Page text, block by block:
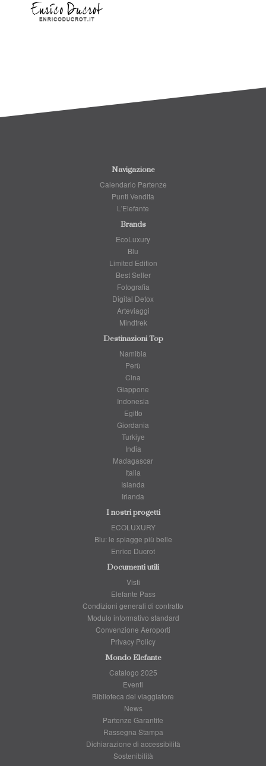
Navigazione
Calendario Partenze
Punti Vendita
L'Elefante
Brands
EcoLuxury
Blu
Limited Edition
Best Seller
Fotografia
Digital Detox
Arteviaggi
Mindtrek
Destinazioni Top
Namibia
Perù
Cina
Giappone
Indonesia
Egitto
Giordania
Turkiye
India
Madagascar
Italia
Islanda
Irlanda
I nostri progetti
ECOLUXURY
Blu: le spiagge più belle
Enrico Ducrot
Documenti utili
Visti
Elefante Pass
Condizioni generali di contratto
Modulo informativo standard
Convenzione Aeroporti
Privacy Policy
Mondo Elefante
Catalogo 2025
Eventi
Biblioteca del viaggiatore
News
Partenze Garantite
Rassegna Stampa
Dichiarazione di accessibilità
Sostenibilità